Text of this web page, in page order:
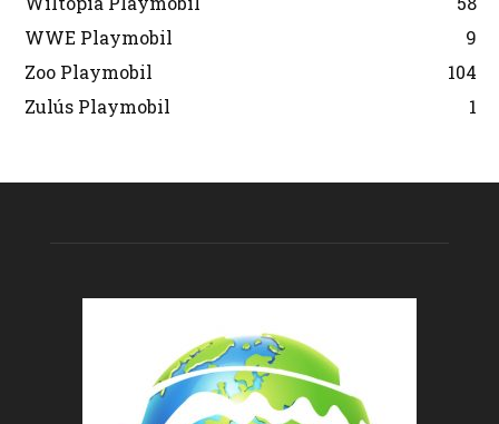
WWE Playmobil
9
Zoo Playmobil
104
Zulús Playmobil
1